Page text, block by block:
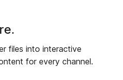
files into interactive
for every channel.